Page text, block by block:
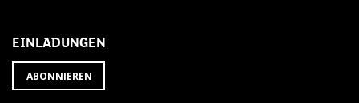
EINLADUNGEN
ABONNIEREN